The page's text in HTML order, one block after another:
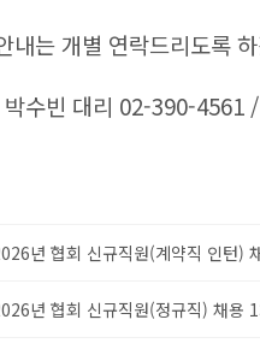
내는 개별 연락드리도록
박수빈 대리 02-390-
년 협회 신규직원(계약직 인턴)
년 협회 신규직원(정규직) 채용